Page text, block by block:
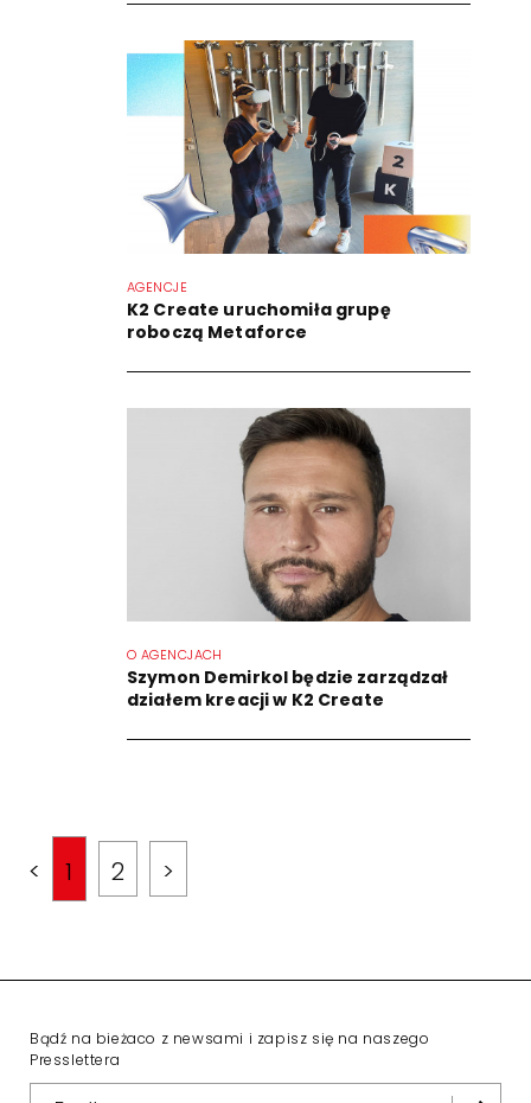
AGENCJE
K2 Create uruchomiła grupę
roboczą Metaforce
O AGENCJACH
Szymon Demirkol będzie zarządzał
działem kreacji w K2 Create
< 1 2 >
Bądź na bieżaco z newsami i zapisz się na naszego
Presslettera